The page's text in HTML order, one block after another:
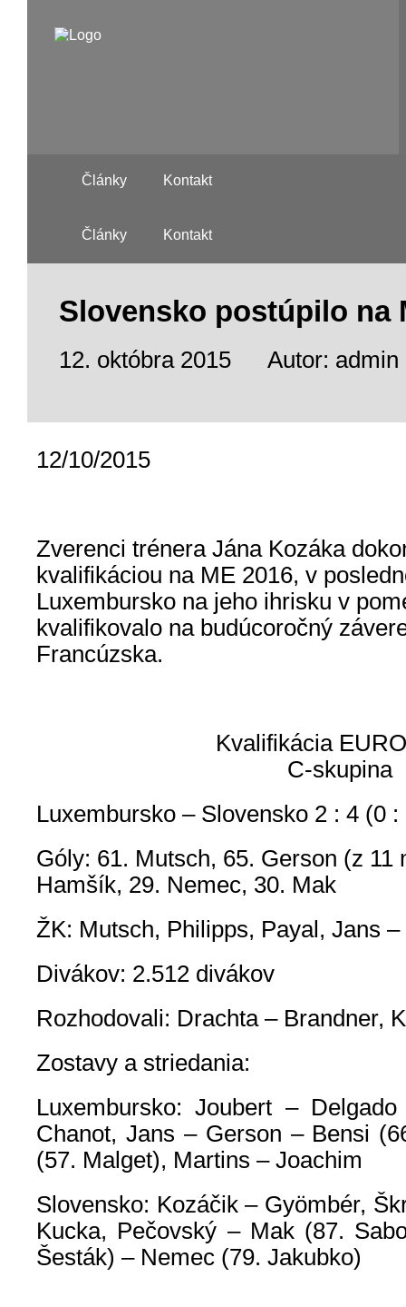
Články Kontakt
Články Kontakt
Slovensko postúpilo na
12. októbra 2015 Autor: admin
12/10/2015
Zverenci trénera Jána Kozáka
kvalifikáciou na ME 2016, v
Luxembursko na jeho ihrisku v
kvalifikovalo na budúcoročný
Francúzska.
Kvalifikácia
C-skupina
Luxembursko – Slovensko 2 : 4 (0 :
Góly: 61. Mutsch, 65. Gerson (z 11
Hamšík, 29. Nemec, 30. Mak
ŽK: Mutsch, Philipps, Payal, Jans
Divákov: 2.512 divákov
Rozhodovali: Drachta – Brandner,
Zostavy a striedania:
Luxembursko: Joubert –
Chanot, Jans – Gerson – Bensi
(57. Malget), Martins – Joachim
Slovensko: Kozáčik – Gyömbér,
Kucka, Pečovský – Mak (87.
Šesták) – Nemec (79. Jakubko)